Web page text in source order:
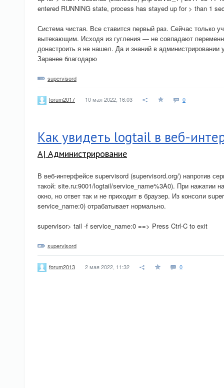
entered RUNNING state, process has stayed up for > than 1
Система чистая. Все ставится первый раз. Сейчас только
вытекающим. Исходя из гугления — не совпадают
донастроить я не нашел. Да и знаний в
Заранее благодарю
supervisord
forum2017 10 мая 2022, 16:03 0
Как увидеть logtail в веб-
A| Администрирование
В веб-интерфейсе supervisord (supervisord.org/) напротив
такой: site.ru:9001/logtail/service_name%3A0). При нажатии
окно, но ответ так и не приходит в браузер. Из консоли
service_name:0) отрабатывает нормально.
supervisor> tail -f service_name:0 ==> Press Ctrl-C to exit
supervisord
forum2013 2 мая 2022, 11:32 0